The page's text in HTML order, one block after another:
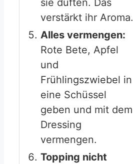
sie duften. Das
verstärkt ihr Aroma.
Alles vermengen:
Rote Bete, Apfel
und
Frühlingszwiebel in
eine Schüssel
geben und mit dem
Dressing
vermengen.
Topping nicht